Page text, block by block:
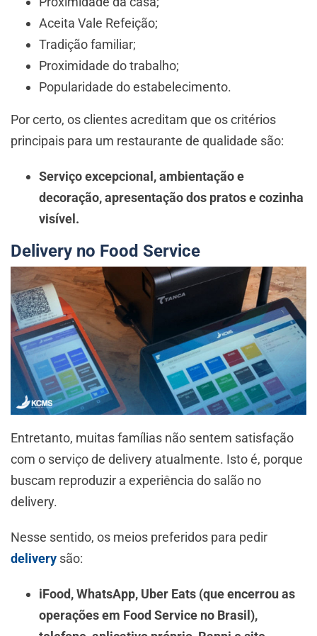
Aceita Vale Refeição;
Tradição familiar;
Proximidade do trabalho;
Popularidade do estabelecimento.
Por certo, os clientes acreditam que os critérios
principais para um restaurante de qualidade são:
Serviço excepcional, ambientação e
decoração, apresentação dos pratos e cozinha
visível.
Delivery no Food Service
Entretanto, muitas famílias não sentem satisfação
com o serviço de delivery atualmente. Isto é, porque
buscam reproduzir a experiência do salão no
delivery.
Nesse sentido, os meios preferidos para pedir
delivery são:
iFood, WhatsApp, Uber Eats (que encerrou as
operações em Food Service no Brasil),